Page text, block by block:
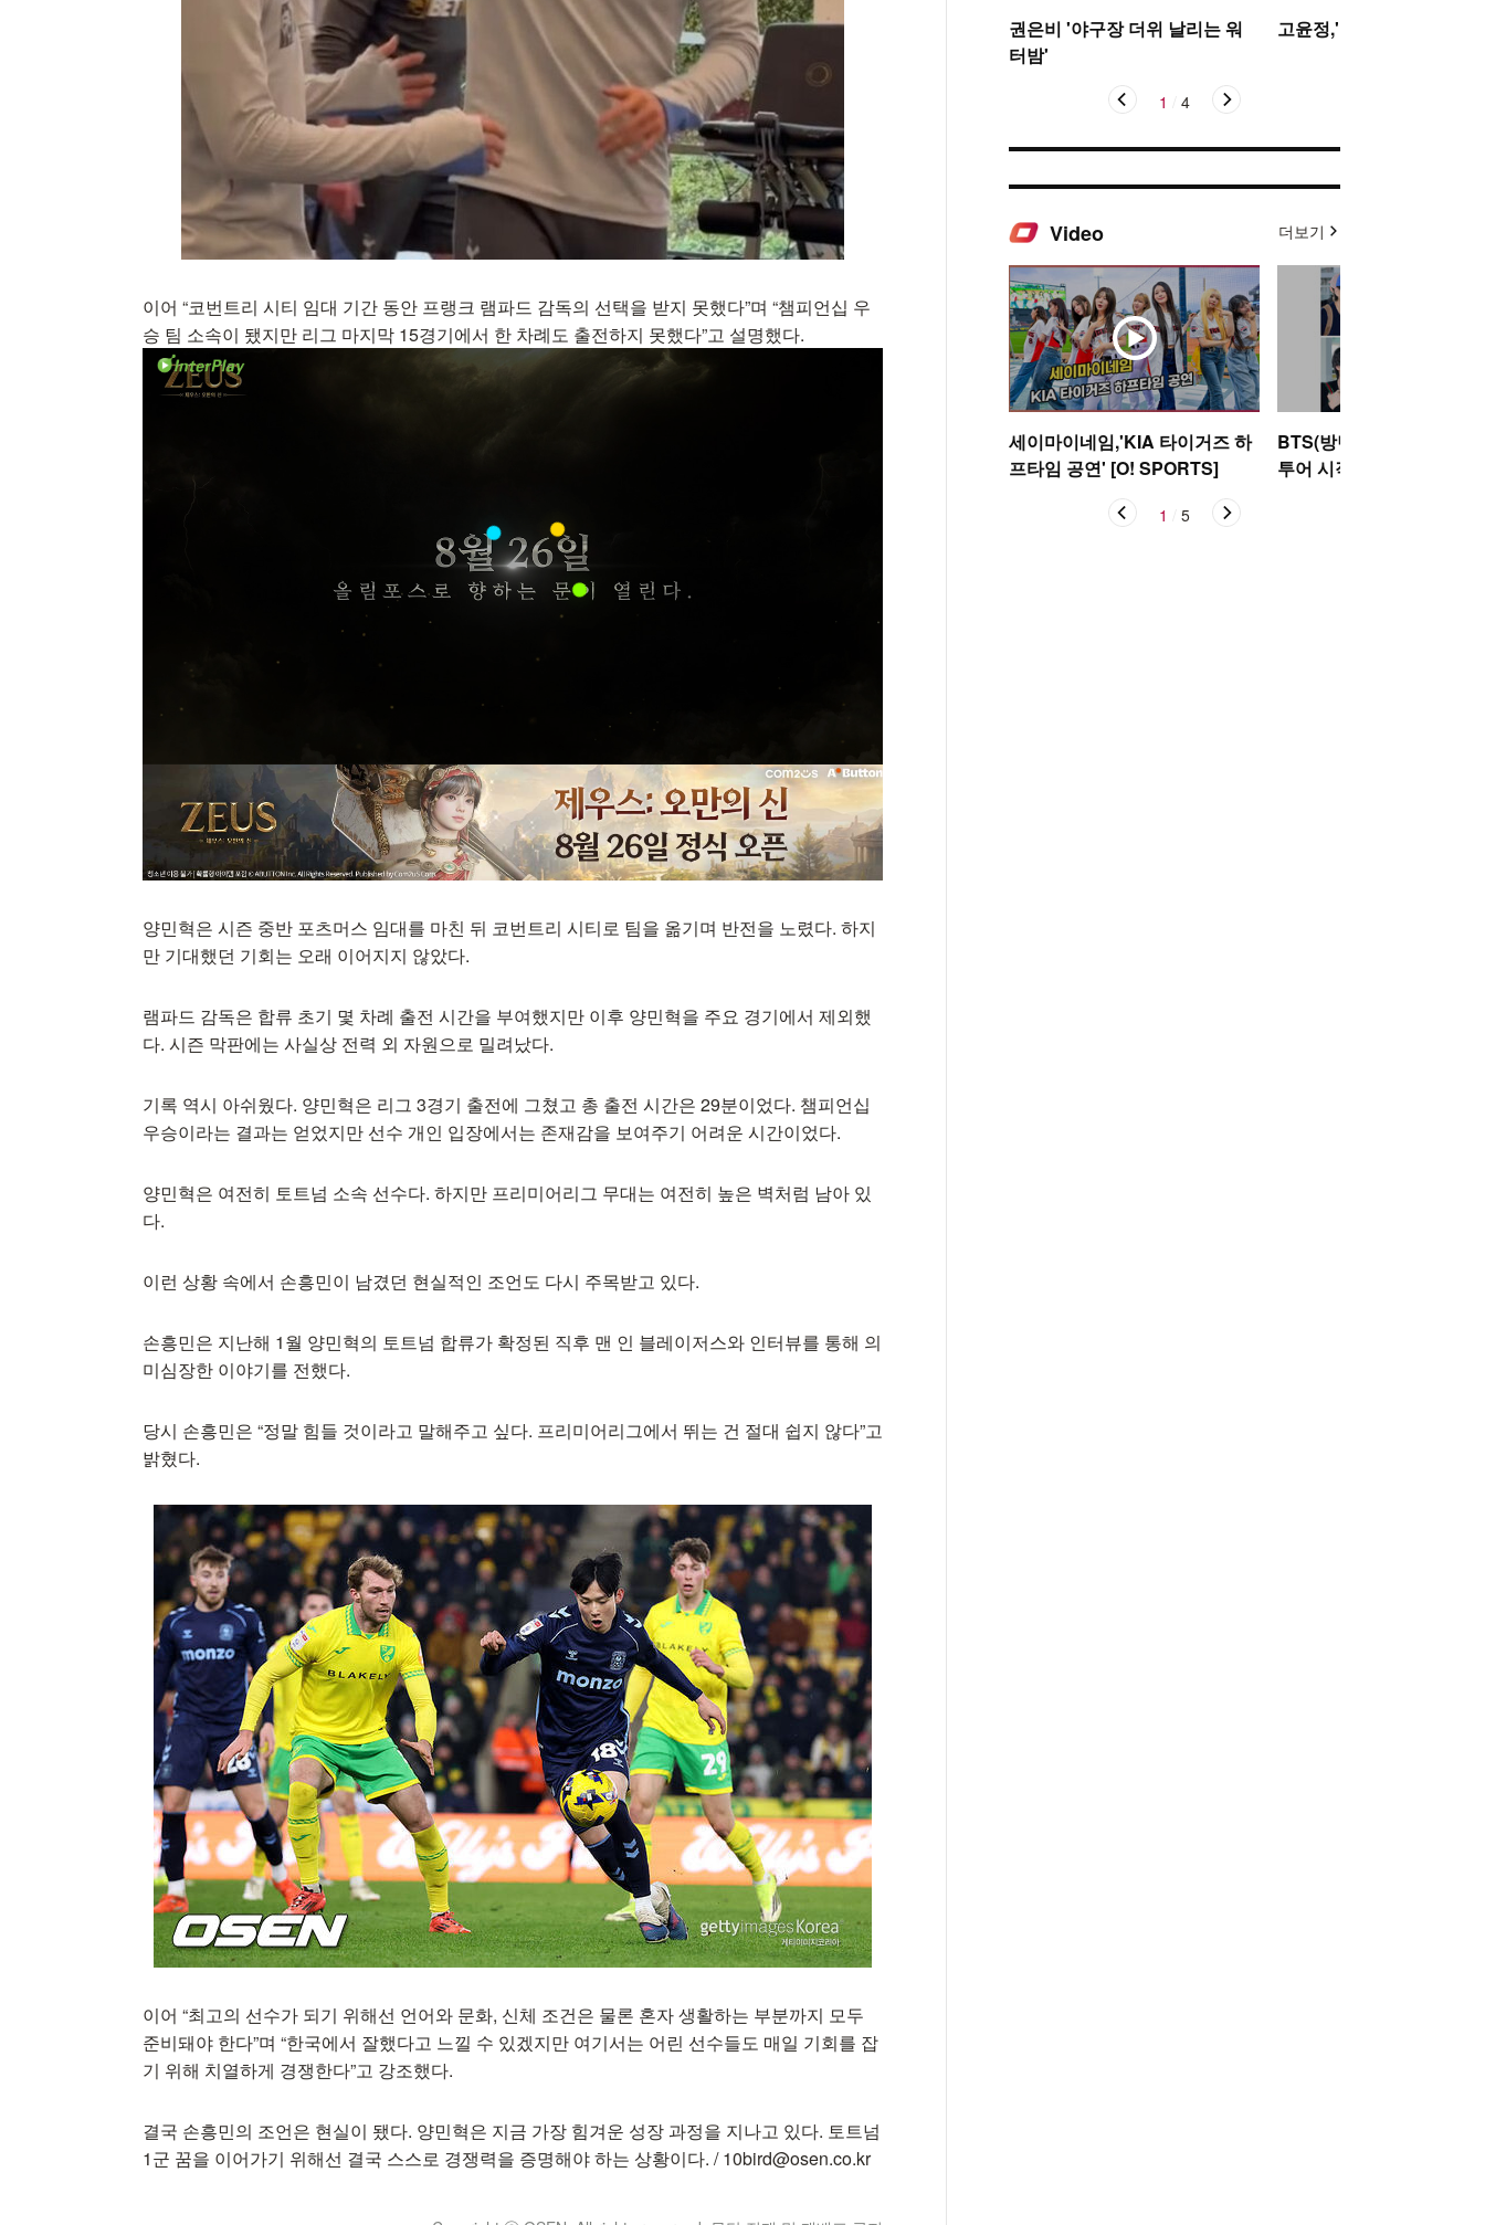
이어 “코번트리 시티 임대 기간 동안 프랭크 램파드 감독의 선택을 받지 못했다”며 “챔피언십 우
승 팀 소속이 됐지만 리그 마지막 15경기에서 한 차례도 출전하지 못했다”고 설명했다.
양민혁은 시즌 중반 포츠머스 임대를 마친 뒤 코번트리 시티로 팀을 옮기며 반전을 노렸다. 하지
만 기대했던 기회는 오래 이어지지 않았다.
램파드 감독은 합류 초기 몇 차례 출전 시간을 부여했지만 이후 양민혁을 주요 경기에서 제외했
다. 시즌 막판에는 사실상 전력 외 자원으로 밀려났다.
기록 역시 아쉬웠다. 양민혁은 리그 3경기 출전에 그쳤고 총 출전 시간은 29분이었다. 챔피언십
우승이라는 결과는 얻었지만 선수 개인 입장에서는 존재감을 보여주기 어려운 시간이었다.
양민혁은 여전히 토트넘 소속 선수다. 하지만 프리미어리그 무대는 여전히 높은 벽처럼 남아 있
다.
이런 상황 속에서 손흥민이 남겼던 현실적인 조언도 다시 주목받고 있다.
손흥민은 지난해 1월 양민혁의 토트넘 합류가 확정된 직후 맨 인 블레이저스와 인터뷰를 통해 의
미심장한 이야기를 전했다.
당시 손흥민은 “정말 힘들 것이라고 말해주고 싶다. 프리미어리그에서 뛰는 건 절대 쉽지 않다”고
밝혔다.
이어 “최고의 선수가 되기 위해선 언어와 문화, 신체 조건은 물론 혼자 생활하는 부분까지 모두
준비돼야 한다”며 “한국에서 잘했다고 느낄 수 있겠지만 여기서는 어린 선수들도 매일 기회를 잡
기 위해 치열하게 경쟁한다”고 강조했다.
결국 손흥민의 조언은 현실이 됐다. 양민혁은 지금 가장 힘겨운 성장 과정을 지나고 있다. 토트넘
1군 꿈을 이어가기 위해선 결국 스스로 경쟁력을 증명해야 하는 상황이다. / 10bird@osen.co.kr
권은비 '야구장 더위 날리는 워
터밤'
고윤정,'탄성을 자아내는
1 4
Video 더보기
세이마이네임,'KIA 타이거즈 하
프타임 공연' [O! SPORTS]
BTS(방탄소년단), 아리랑
투어 시작 [O! STAR]
1 5